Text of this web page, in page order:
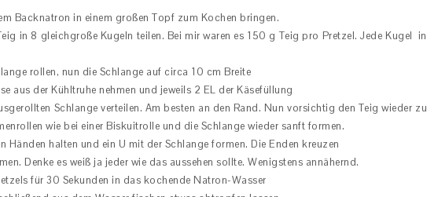
Backnatron in einem großen Topf zum Kochen bringen.
in 8 gleichgroße Kugeln teilen. Bei mir waren es 150 g Teig pro Pretzel. Jede Kugel in
rollen, nun die Schlange auf circa 10 cm Breite
aus der Kühltruhe nehmen und jeweils 2 EL der Käsefüllung
Schlange verteilen. Am besten an den Rand. Nun vorsichtig den Teig wieder zu
wie bei einer Biskuitrolle und die Schlange wieder sanft formen.
Händen halten und ein U mit der Schlange formen. Die Enden kreuzen
Denke es weiß ja jeder wie das aussehen sollte. Wenigstens annähernd.
für 30 Sekunden in das kochende Natron-Wasser